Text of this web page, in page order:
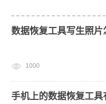
数据恢复工具写生照片
1000
手机上的数据恢复工具